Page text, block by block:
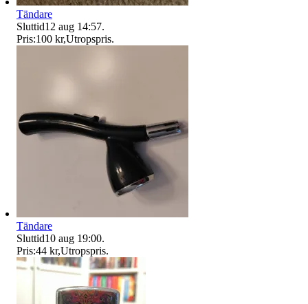
Tändare
Sluttid12 aug 14:57.
Pris:100 kr,Utropspris.
Tändare
Sluttid10 aug 19:00.
Pris:44 kr,Utropspris.